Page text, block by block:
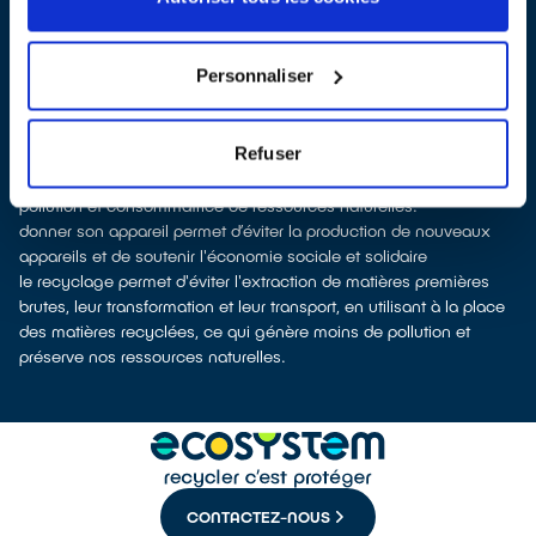
Personnaliser
Refuser
À La Motte-Servolex, les points de collecte, partenaires de notre
collectés afin que nous prenions en charge leur dépollution et
leur recyclage.
Recycler, c’est économiser les ressources et réduire l’impact
La fabrication d’équipements électriques neufs est génératrice de
pollution et consommatrice de ressources naturelles.
donner son appareil permet d’éviter la production de nouveaux
appareils et de soutenir l'économie sociale et solidaire
le recyclage permet d'éviter l'extraction de matières premières
brutes, leur transformation et leur transport, en utilisant à la place
des matières recyclées, ce qui génère moins de pollution et
préserve nos ressources naturelles.
CONTACTEZ-NOUS